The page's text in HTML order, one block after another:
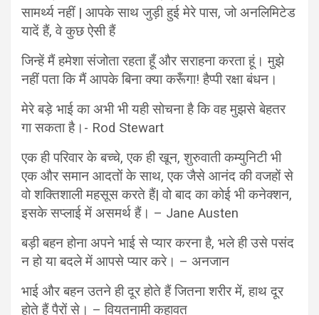
सामर्थ्य नहीं | आपके साथ जुड़ी हुई मेरे पास, जो अनलिमिटेड
यादें हैं, वे कुछ ऐसी हैं
जिन्हें मैं हमेशा संजोता रहता हूँ और सराहना करता हूं। मुझे
नहीं पता कि मैं आपके बिना क्या करूँगा! हैप्पी रक्षा बंधन।
मेरे बड़े भाई का अभी भी यही सोचना है कि वह मुझसे बेहतर
गा सकता है।- Rod Stewart
एक ही परिवार के बच्चे, एक ही खून, शुरुवाती कम्युनिटी भी
एक और समान आदतों के साथ, एक जैसे आनंद की वजहों से
वो शक्तिशाली महसूस करते हैं| वो बाद का कोई भी कनेक्शन,
इसके सप्लाई में असमर्थ हैं। – Jane Austen
बड़ी बहन होना अपने भाई से प्यार करना है, भले ही उसे पसंद
न हो या बदले में आपसे प्यार करे। – अनजान
भाई और बहन उतने ही दूर होते हैं जितना शरीर में, हाथ दूर
होते हैं पैरों से। – वियतनामी कहावत